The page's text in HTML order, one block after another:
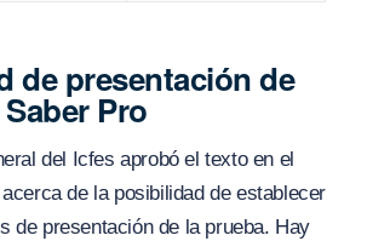
de presentación de
Pro
del Icfes aprobó el texto en el
de la posibilidad de establecer
de presentación de la prueba. Hay